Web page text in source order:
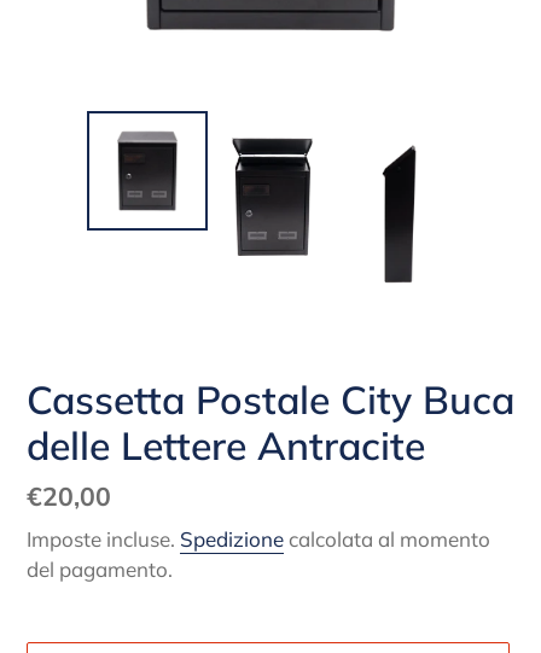
Cassetta Postale City Buca
delle Lettere Antracite
Prezzo
di
listino
€20,00
Imposte incluse. Spedizionecalcolata al momento
del pagamento.